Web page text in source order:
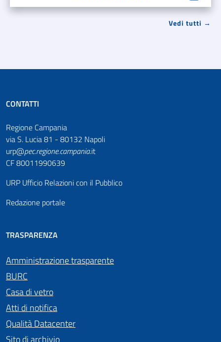
Vedi tutti →
CONTATTI
Regione Campania
via S. Lucia 81 - 80132 Napoli
urp@pec.regione.campania.it
CF 80011990639
URP Ufficio Relazioni con il Pubblico
Redazione portale
TRASPARENZA
Amministrazione trasparente
BURC
Casa di vetro
Atti di notifica
Qualità Datacenter
Sito di archivio